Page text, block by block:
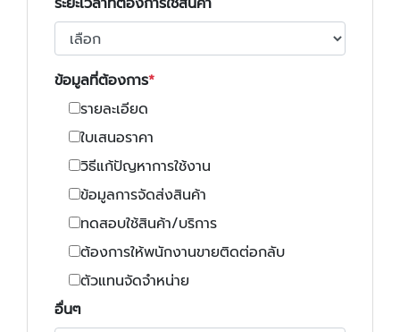
ข้อมูลที่ต้องการ
รายละเอียด
ใบเสนอราคา
วิธีแก้ปัญหาการใช้งาน
ข้อมูลการจัดส่งสินค้า
ทดสอบใช้สินค้า/บริการ
ต้องการให้พนักงานขายติดต่อกลับ
ตัวแทนจัดจำหน่าย
อื่นๆ